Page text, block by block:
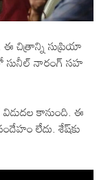
చిత్రాన్ని సుప్రియా
సునీల్ నారంగ్ సహ
కానుంది. ఈ
లేదు. శేష్‌కు